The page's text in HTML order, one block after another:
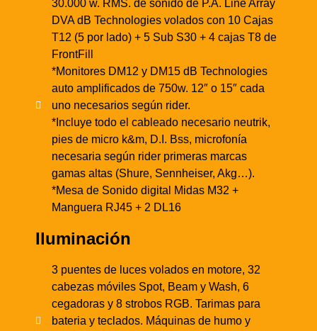
30.000 w. RMS. de sonido de P.A. Line Array
DVA dB Technologies volados con 10 Cajas
T12 (5 por lado) + 5 Sub S30 + 4 cajas T8 de
FrontFill
*Monitores DM12 y DM15 dB Technologies
auto amplificados de 750w. 12″ o 15″ cada
uno necesarios según rider.
*Incluye todo el cableado necesario neutrik,
pies de micro k&m, D.I. Bss, microfonía
necesaria según rider primeras marcas
gamas altas (Shure, Sennheiser, Akg…).
*Mesa de Sonido digital Midas M32 +
Manguera RJ45 + 2 DL16
Iluminación
3 puentes de luces volados en motore, 32
cabezas móviles Spot, Beam y Wash, 6
cegadoras y 8 strobos RGB. Tarimas para
bateria y teclados. Máquinas de humo y